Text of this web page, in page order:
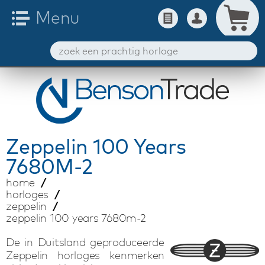
Zeppelin 100 Years
7680M-2
home
horloges
zeppelin
zeppelin 100 years 7680m-2
De in Duitsland geproduceerde
Zeppelin horloges kenmerken